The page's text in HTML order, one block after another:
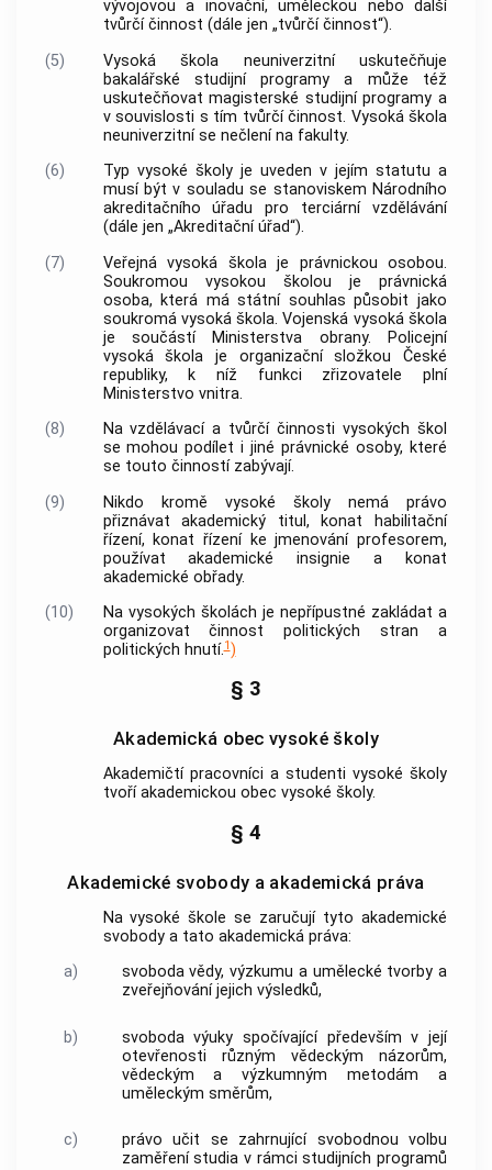
vývojovou a inovační, uměleckou nebo další
tvůrčí činnost (dále jen „tvůrčí činnost“).
(5)
Vysoká škola neuniverzitní uskutečňuje
bakalářské studijní programy a může též
uskutečňovat magisterské studijní programy a
v souvislosti s tím tvůrčí činnost. Vysoká škola
neuniverzitní se nečlení na fakulty.
(6)
Typ vysoké školy je uveden v jejím statutu a
musí být v souladu se stanoviskem Národního
akreditačního úřadu pro terciární vzdělávání
(dále jen „Akreditační úřad“).
(7)
Veřejná vysoká škola je právnickou osobou.
Soukromou vysokou školou je právnická
osoba, která má státní souhlas působit jako
soukromá vysoká škola. Vojenská vysoká škola
je součástí Ministerstva obrany. Policejní
vysoká škola je organizační složkou České
republiky, k níž funkci zřizovatele plní
Ministerstvo vnitra.
(8)
Na vzdělávací a tvůrčí činnosti vysokých škol
se mohou podílet i jiné právnické osoby, které
se touto činností zabývají.
(9)
Nikdo kromě vysoké školy nemá právo
přiznávat akademický titul, konat habilitační
řízení, konat řízení ke jmenování profesorem,
používat akademické insignie a konat
akademické obřady.
(10)
Na vysokých školách je nepřípustné zakládat a
organizovat činnost politických stran a
politických hnutí.1)
§ 3
Akademická obec vysoké školy
Akademičtí pracovníci a studenti vysoké školy
tvoří akademickou obec vysoké školy.
§ 4
Akademické svobody a akademická práva
Na vysoké škole se zaručují tyto akademické
svobody a tato akademická práva:
a)
svoboda vědy, výzkumu a umělecké tvorby a
zveřejňování jejich výsledků,
b)
svoboda výuky spočívající především v její
otevřenosti různým vědeckým názorům,
vědeckým a výzkumným metodám a
uměleckým směrům,
c)
právo učit se zahrnující svobodnou volbu
zaměření studia v rámci studijních programů